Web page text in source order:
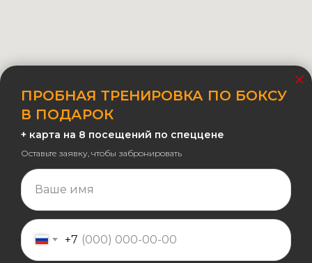
ПРОБНАЯ ТРЕНИРОВКА ПО БОКСУ
В ПОДАРОК
+ карта на 8 посещений по спеццене
Оставьте заявку, чтобы забронировать
Ваше имя
+7